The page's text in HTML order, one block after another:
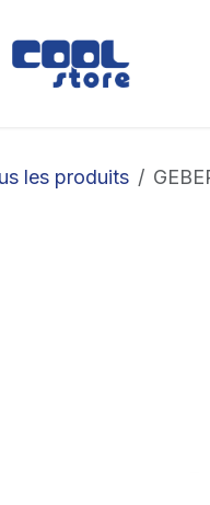
les produits